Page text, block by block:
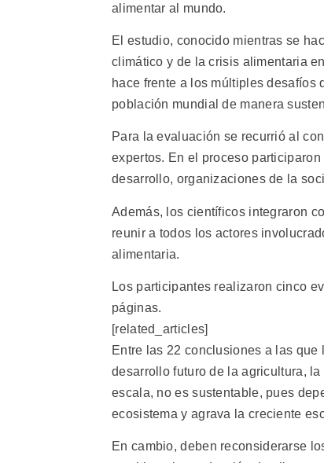
alimentar al mundo.
El estudio, conocido mientras se
climático y de la crisis alimentaria
hace frente a los múltiples
población mundial de manera
Para la evaluación se recurrió al
expertos. En el proceso
desarrollo, organizaciones de la
Además, los científicos integraron
reunir a todos los actores
alimentaria.
Los participantes realizaron cinco
páginas.
[related_articles]
Entre las 22 conclusiones a las
desarrollo futuro de la agricultura,
escala, no es sustentable, pues
ecosistema y agrava la creciente
En cambio, deben reconsiderarse